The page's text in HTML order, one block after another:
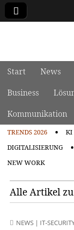
Main menu
Skip to content
Start News
Business
Kommunikation
TRENDS 2026 KI
DIGITALISIERUNG
NEW WORK
Alle Artikel
NEWS | IT-